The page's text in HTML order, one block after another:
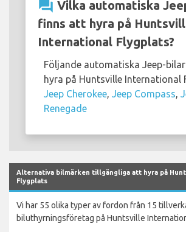
question_answer Vilka automatiska
finns att hyra på
International Flygplats?
Följande automatiska Jeep-
hyra på Huntsville International
Jeep Cherokee
Jeep Compass
Renegade
Alternativa bilmärken tillgängliga att hyra på
Flygplats
Vi har 55 olika typer av fordon från 15
biluthyrningsföretag på Huntsville